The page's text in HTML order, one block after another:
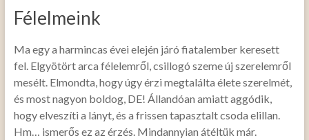
Félelmeink
Ma egy a harmincas évei elején járó fiatalember keresett
fel. Elgyötört arca félelemről, csillogó szeme új szerelemről
mesélt. Elmondta, hogy úgy érzi megtalálta élete szerelmét,
és most nagyon boldog, DE! Állandóan amiatt aggódik,
hogy elveszíti a lányt, és a frissen tapasztalt csoda elillan.
Hm… ismerős ez az érzés. Mindannyian átéltük már.